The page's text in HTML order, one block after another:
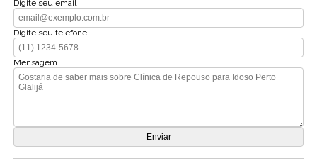
Digite seu email
Digite seu telefone
Mensagem